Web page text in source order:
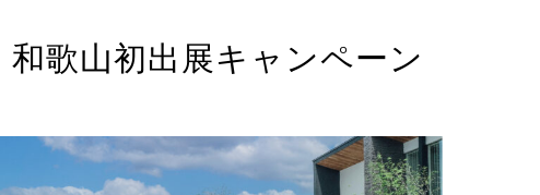
和歌山初出展キャンペーン